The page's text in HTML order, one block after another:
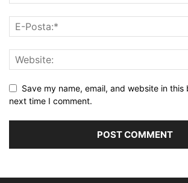
Save my name, email, and website in this
next time I comment.